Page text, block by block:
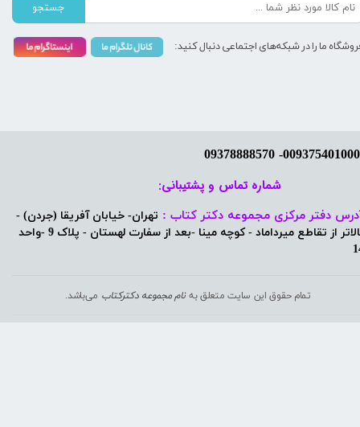
دفتر مرکزی مجموعه دکتر کتاب : تهران- خیابان آفریقا (جردن) -
بالاتر از تقاطع میرداماد - کوچه مینا -بعد از سفارت لهستان - پلاک 9 -واحد
تمام حقوق این سایت متعلق بهنام مجموعه دکترکتاب می‌باشد.
شماره تماس و پشتیبانی: ​​​​​​​
جستجو
ما را در شبکه‌های اجتماعی دنبال کنید: